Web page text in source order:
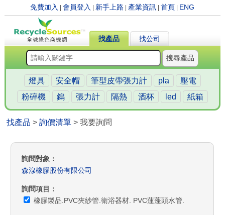
免費加入 |會員登入 新手上路 產業資訊 |首頁 ENG
找產品 找公司
搜尋產品
燈具 安全帽 筆型皮帶張力計 pla
壓電
粉碎機
鎢 張力計 隔熱 酒杯 led 紙箱
找產品 >詢價清單 > 我要詢問
詢問對象
森湶橡膠股份有限公司
詢問項目
橡膠製品.PVC夾紗管.衛浴器材. PVC蓮蓬頭水管.